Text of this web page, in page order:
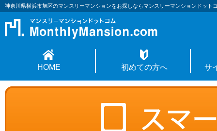
神奈川県横浜市旭区のマンスリーマンションをお探しならマンスリーマンションドット
HOME 初めての方へ サ